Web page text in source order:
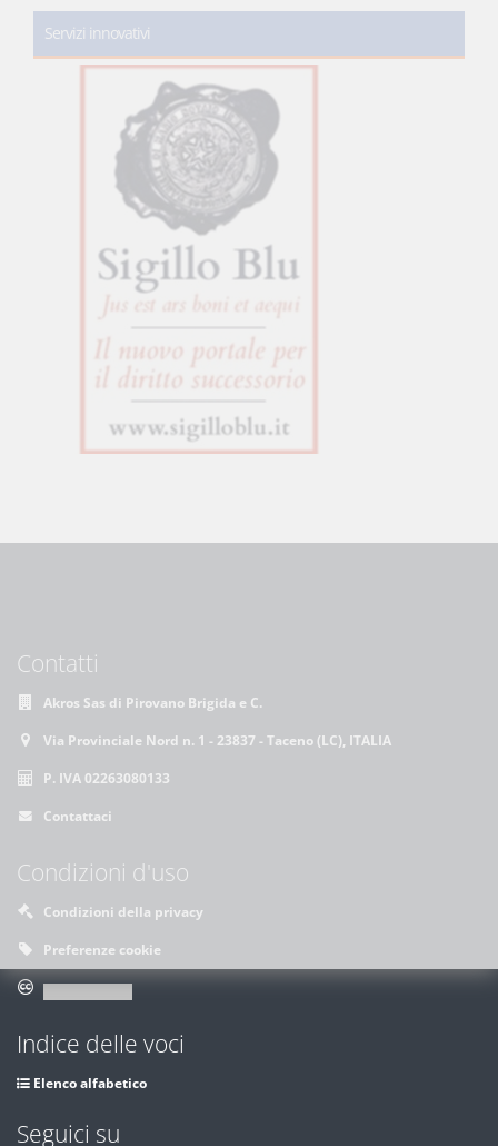
Servizi innovativi
Contatti
Akros Sas di Pirovano Brigida e C.
Via Provinciale Nord n. 1 - 23837 - Taceno (LC), ITALIA
P. IVA 02263080133
Contattaci
Condizioni d'uso
Condizioni della privacy
Preferenze cookie
Indice delle voci
Elenco alfabetico
Seguici su